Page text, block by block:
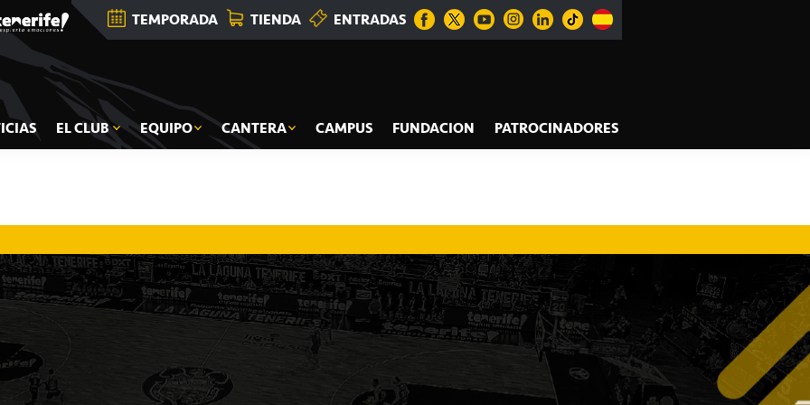
TEMPORADA TIENDA ENTRADAS
EL CLUB EQUIPO CANTERA CAMPUS FUNDACION
PATROCINADORES